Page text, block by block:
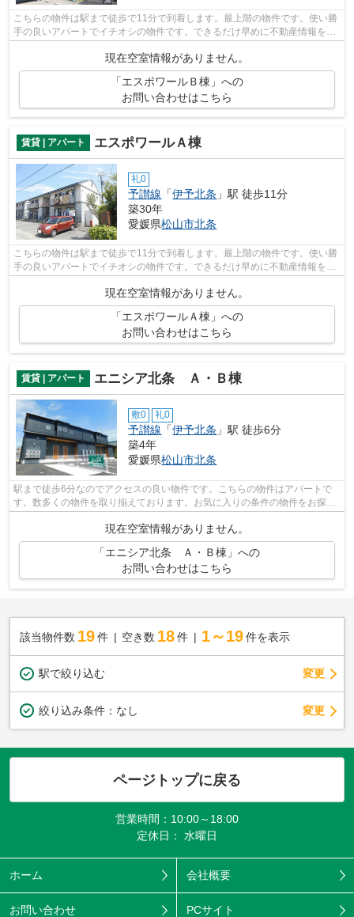
こちらの物件は駅まで徒歩で11分で到着します。最上階の物件です。使い勝
手の良いアパートでイチオシの物件です。できるだけ早めに不動産情報を集
めたい方は当社スタッフまでご連絡く...
現在空室情報がありません。
「エスポワールＢ棟」への
お問い合わせはこちら
賃貸 | アパート エスポワールＡ棟
礼0
予讃線 「伊予北条 」駅 徒歩11分
築30年
愛媛県松山市北条
こちらの物件は駅まで徒歩で11分で到着します。最上階の物件です。使い勝
手の良いアパートでイチオシの物件です。できるだけ早めに不動産情報を集
現在空室情報がありません。
「エスポワールＡ棟」への
お問い合わせはこちら
賃貸 | アパート エニシア北条 Ａ・Ｂ棟
敷0 礼0
予讃線 「伊予北条 」駅 徒歩6分
築4年
愛媛県松山市北条
駅まで徒歩6分なのでアクセスの良い物件です。こちらの物件はアパートで
す。数多くの物件を取り揃えております。お気に入りの条件の物件をお探し
現在空室情報がありません。
「エニシア北条 Ａ・Ｂ棟」への
お問い合わせはこちら
該当物件数 19件 空き数 18 件 1～19 件を表示
駅で絞り込む 変更
絞り込み条件： なし 変更
ページトップに戻る
営業時間：10:00～18:00
定休日： 水曜日
ホーム 会社概要
お問い合わせ PCサイト